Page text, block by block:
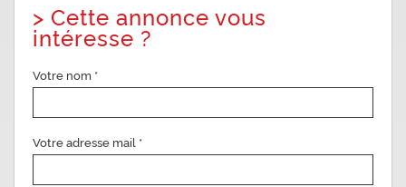
> Cette annonce vous
intéresse ?
Votre nom *
Votre adresse mail *